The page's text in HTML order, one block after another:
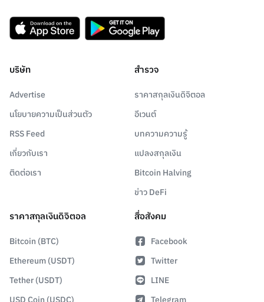
บริษัท
Advertise
นโยบายความเป็นส่วนตัว
RSS Feed
เกี่ยวกับเรา
ติดต่อเรา
สำรวจ
ราคาสกุลเงินดิจิตอล
อีเวนต์
บทความความรู้
แปลงสกุลเงิน
Bitcoin Halving
ข่าว DeFi
ราคาสกุลเงินดิจิตอล
Bitcoin (BTC)
Ethereum (USDT)
Tether (USDT)
สื่อสังคม
Facebook
Twitter
LINE